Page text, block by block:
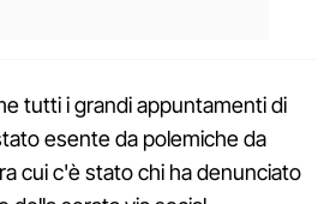
tutti i grandi appuntamenti di
esente da polemiche da
cui c'è stato chi ha denunciato